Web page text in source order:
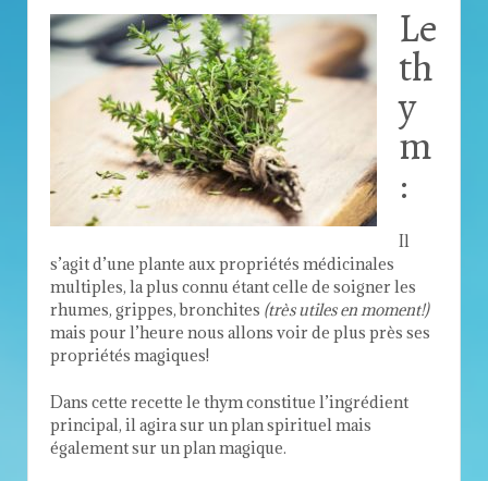
Le
th
y
m
:
Il
s’agit d’une plante aux propriétés médicinales
multiples, la plus connu étant celle de soigner les
rhumes, grippes, bronchites (très utiles en moment!)
mais pour l’heure nous allons voir de plus près ses
propriétés magiques!
Dans cette recette le thym constitue l’ingrédient
principal, il agira sur un plan spirituel mais
également sur un plan magique.